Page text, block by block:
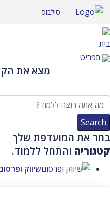
דלג
סילבוס
בית
תַפרִיט
מצא את
בחר את המועדפת שלך
קטגוריה והתחל ללמוד.
שיווק ופרסום